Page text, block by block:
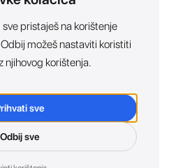
sve pristaješ na korištenje
možeš nastaviti koristiti
njihovog korištenja.
sve
Odbij sve